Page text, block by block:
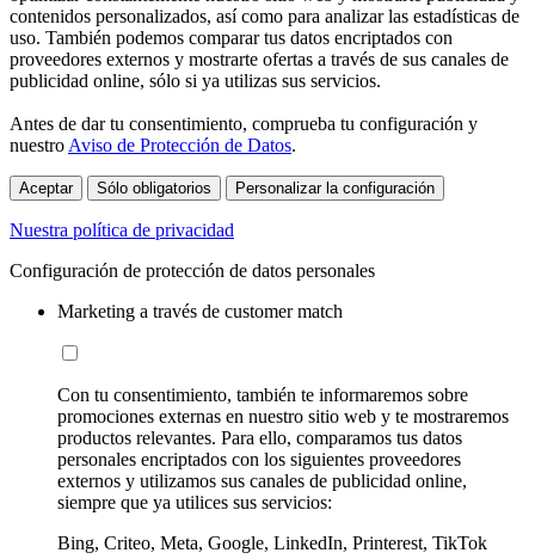
contenidos personalizados, así como para analizar las estadísticas de
uso. También podemos comparar tus datos encriptados con
proveedores externos y mostrarte ofertas a través de sus canales de
publicidad online, sólo si ya utilizas sus servicios.
Antes de dar tu consentimiento, comprueba tu configuración y
nuestro Aviso de Protección de Datos.
Aceptar Sólo obligatorios Personalizar la configuración
Nuestra política de privacidad
Configuración de protección de datos personales
Marketing a través de customer match
Con tu consentimiento, también te informaremos sobre
promociones externas en nuestro sitio web y te mostraremos
productos relevantes. Para ello, comparamos tus datos
personales encriptados con los siguientes proveedores
externos y utilizamos sus canales de publicidad online,
siempre que ya utilices sus servicios:
Bing, Criteo, Meta, Google, LinkedIn, Printerest, TikTok